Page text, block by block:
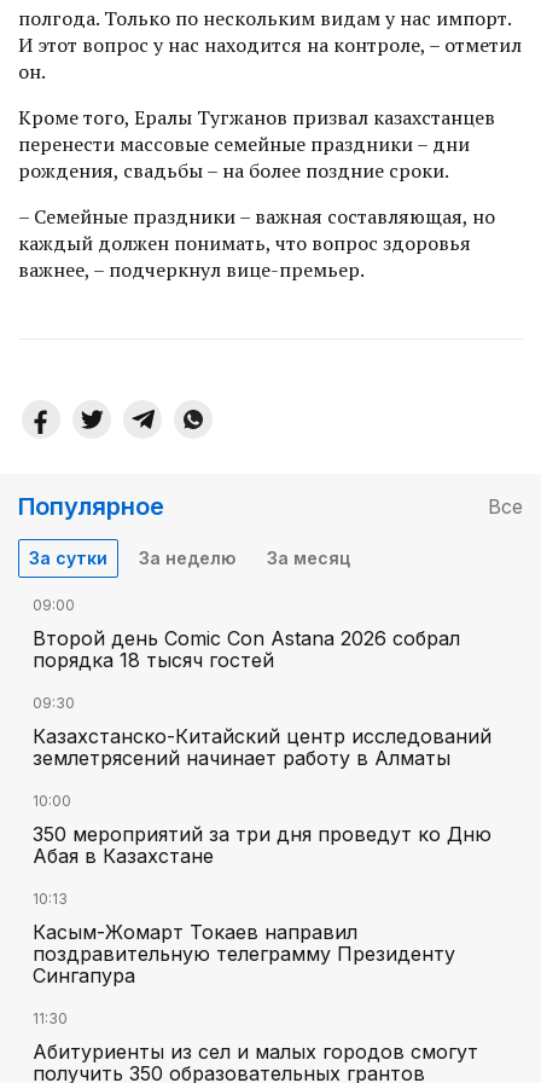
полгода. Только по нескольким видам у нас импорт.
И этот вопрос у нас находится на контроле, – отметил
он.
Кроме того, Ералы Тугжанов призвал казахстанцев
перенести массовые семейные праздники – дни
рождения, свадьбы – на более поздние сроки.
– Семейные праздники – важная составляющая, но
каждый должен понимать, что вопрос здоровья
важнее, – подчеркнул вице-премьер.
Популярное Все
За сутки За неделю За месяц
09:00
Второй день Comic Con Astana 2026 собрал
порядка 18 тысяч гостей
09:30
Казахстанско-Китайский центр исследований
землетрясений начинает работу в Алматы
10:00
350 мероприятий за три дня проведут ко Дню
Абая в Казахстане
10:13
Касым-Жомарт Токаев направил
поздравительную телеграмму Президенту
Сингапура
11:30
Абитуриенты из сел и малых городов смогут
получить 350 образовательных грантов